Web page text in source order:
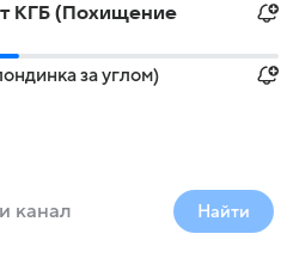
КГБ (Похищение
за углом)
Найти